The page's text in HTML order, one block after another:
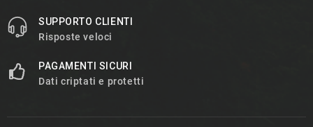
SUPPORTO CLIENTI
Risposte veloci
PAGAMENTI SICURI
Dati criptati e protetti